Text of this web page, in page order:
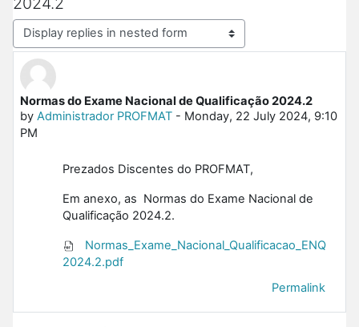
Display mode
Normas do Exame Nacional de Qualificação 2024.2
by Administrador PROFMAT - Monday, 22 July 2024, 9:10
PM
Number of replies: 0
Prezados Discentes do PROFMAT,
Em anexo, as Normas do Exame Nacional de
Qualificação 2024.2.
Normas_Exame_Nacional_Qualificacao_ENQ
2024.2.pdf
Permalink